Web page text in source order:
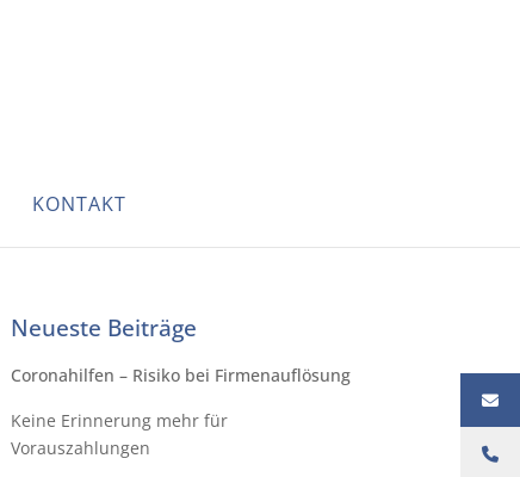
KONTAKT
Neueste Beiträge
Coronahilfen – Risiko bei Firmenauflösung
Keine Erinnerung mehr für
Vorauszahlungen